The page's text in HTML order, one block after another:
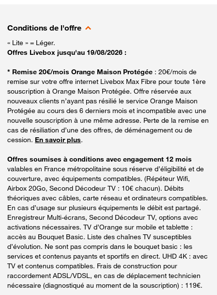
Conditions de l'offre
« Lite » = Léger.
Offres Livebox jusqu'au 19/08/2026 :
* Remise 20€/mois Orange Maison Protégée : 20€/mois de
remise sur votre offre internet Livebox Max Fibre pour toute 1ère
souscription à Orange Maison Protégée. Offre réservée aux
nouveaux clients n’ayant pas résilié le service Orange Maison
Protégée au cours des 6 derniers mois et incompatible avec une
nouvelle souscription à une même adresse. Perte de la remise en
cas de résiliation d’une des offres, de déménagement ou de
cession. En savoir plus.
Offres soumises à conditions avec engagement 12 mois
valables en France métropolitaine sous réserve d’éligibilité et de
couverture, avec équipements compatibles. (Répéteur Wifi,
Airbox 20Go, Second Décodeur TV : 10€ chacun). Débits
théoriques avec câbles, carte réseau et ordinateurs compatibles.
En cas d’usage sur plusieurs équipements le débit est partagé.
Enregistreur Multi-écrans, Second Décodeur TV, options avec
activations nécessaires. TV d’Orange sur mobile et tablette :
accès au Bouquet Basic. Liste des chaînes TV susceptibles
d’évolution. Ne sont pas compris dans le bouquet basic : les
services et contenus payants et sportifs en direct. UHD 4K : avec
TV et contenus compatibles. Frais de construction pour
raccordement ADSL/VDSL, en cas de déplacement technicien
nécessaire (diagnostiqué au moment de la souscription) : 119€.